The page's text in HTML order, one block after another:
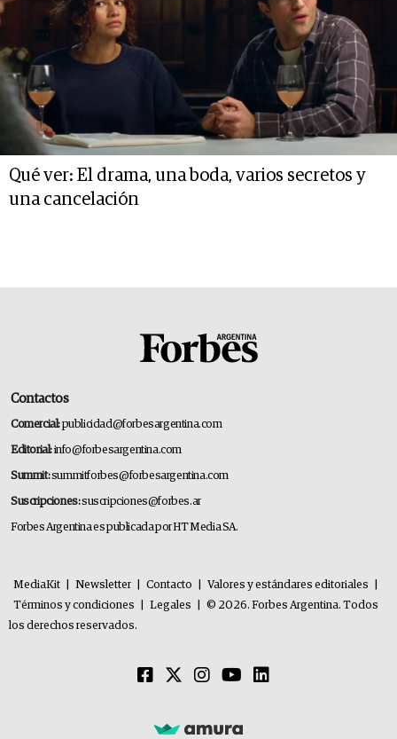
Qué ver: El drama, una boda, varios secretos y
una cancelación
Contactos
Comercial:publicidad@forbesargentina.com
Editorial:info@forbesargentina.com
Summit:summitforbes@forbesargentina.com
Suscripciones:suscripciones@forbes.ar
Forbes Argentina es publicada por HT Media SA.
MediaKit Newsletter Contacto Valores y estándares editoriales
Términos y condiciones
Legales
© 2026. Forbes Argentina. Todos
los derechos reservados.